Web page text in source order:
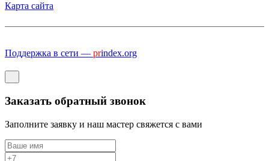
Карта сайта
Поддержка в сети — prindex.org
Заказать обратный звонок
Заполните заявку и наш мастер свяжется с вами